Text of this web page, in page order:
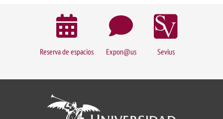
Reserva de espacios Expon@us Sevius